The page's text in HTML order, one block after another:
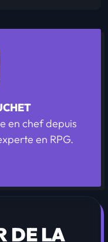
en chef depuis
en RPG.
DE LA